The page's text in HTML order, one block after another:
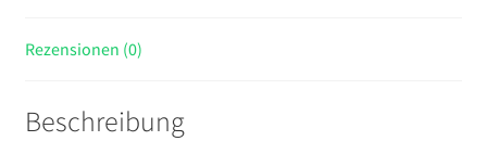
Geringer
Alle
Rezensionen (0)
Beschreibung